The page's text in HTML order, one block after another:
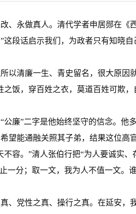
永做真人。清代学者申居郧在《
段话启示我们，为政者只有知晓
清廉一生、青史留名，很大原因
饭，穿百姓之衣，莫道百姓可欺，
”二字是他始终坚守的信念。他多
望能通融关照其子弟，结果这位高
容。”清人张伯行把“为人要诚实
一分；取一文，我为人不值一文。
党性之真、操行之真。在延安，